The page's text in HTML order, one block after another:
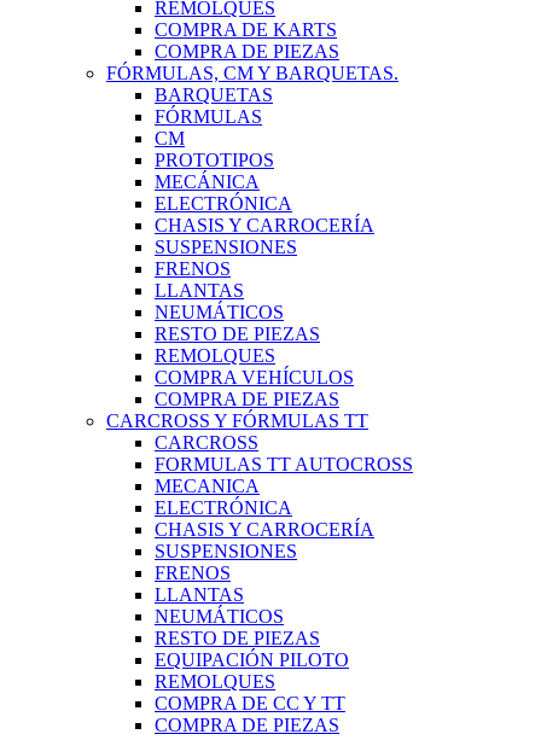
REMOLQUES
COMPRA DE KARTS
COMPRA DE PIEZAS
FÓRMULAS, CM Y BARQUETAS.
BARQUETAS
FÓRMULAS
CM
PROTOTIPOS
MECÁNICA
ELECTRÓNICA
CHASIS Y CARROCERÍA
SUSPENSIONES
FRENOS
LLANTAS
NEUMÁTICOS
RESTO DE PIEZAS
REMOLQUES
COMPRA VEHÍCULOS
COMPRA DE PIEZAS
CARCROSS Y FÓRMULAS TT
CARCROSS
FORMULAS TT AUTOCROSS
MECANICA
ELECTRÓNICA
CHASIS Y CARROCERÍA
SUSPENSIONES
FRENOS
LLANTAS
NEUMÁTICOS
RESTO DE PIEZAS
EQUIPACIÓN PILOTO
REMOLQUES
COMPRA DE CC Y TT
COMPRA DE PIEZAS